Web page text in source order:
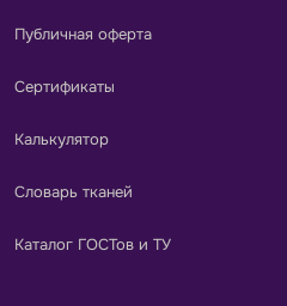
Публичная оферта
Сертификаты
Калькулятор
Словарь тканей
Каталог ГОСТов и ТУ